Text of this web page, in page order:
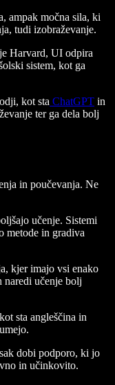
ampak močna sila, ki
tudi izobraževanje.
Harvard, UI odpira
sistem, kot ga
kot sta ChatGPT in
ter ga dela bolj
in poučevanja. Ne
učenje. Sistemi
metode in gradiva
kjer imajo vsi enako
naredi učenje bolj
sta angleščina in
dobi podporo, ki jo
in učinkovito.